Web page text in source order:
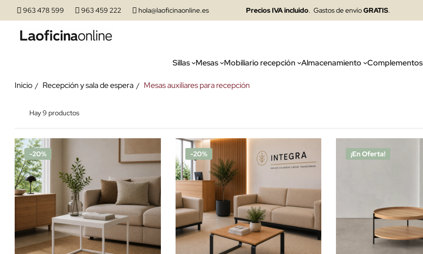
963 478 599 963 459 222 hola@laoficinaonline.es Precios IVA incluido. Gastos de envíoGRATIS.
Sillas Mesas Mobiliario recepción Almacenamiento Complementos
Inicio Recepción y sala de espera Mesas auxiliares para recepción
Hay 9 productos
-20% -20% ¡En Oferta!